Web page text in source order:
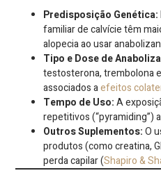
Predisposição Genética:
familiar de calvície têm
alopecia ao usar
Tipo e Dose de
testosterona, trembolona
associados aefeitos
Tempo de Uso:A
repetitivos (“pyramiding”)
Outros Suplementos:O
produtos (como creatina,
perda capilar (Shapiro &